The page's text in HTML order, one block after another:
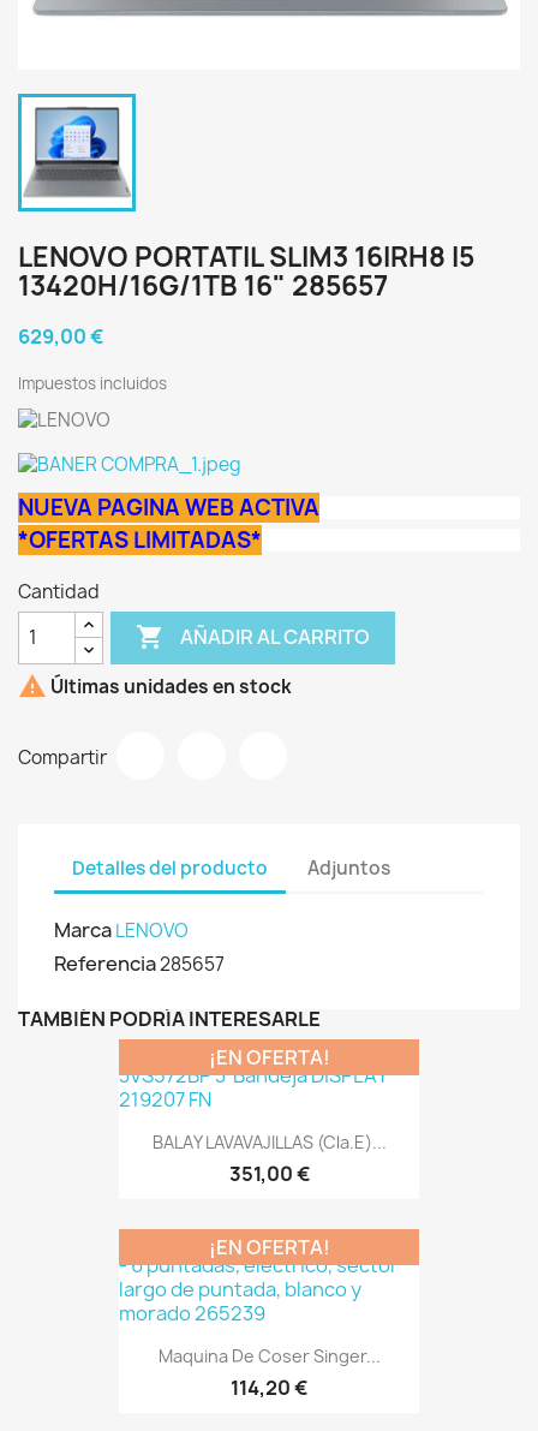
LENOVO PORTATIL SLIM3 16IRH8 I5
13420H/16G/1TB 16" 285657
629,00 €
Impuestos incluidos
NUEVA PAGINA WEB ACTIVA
*OFERTAS LIMITADAS*
Cantidad
 AÑADIR AL CARRITO
 Últimas unidades en stock
Compartir
Detalles del producto Adjuntos
MarcaLENOVO
Referencia285657
TAMBIÉN PODRÍA INTERESARLE
BALAY LAVAVAJILLAS (Cla.E)...
351,00 €
¡EN OFERTA!
Maquina De Coser Singer...
114,20 €
¡EN OFERTA!